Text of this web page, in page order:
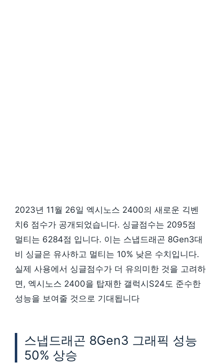
2023년 11월 26일 엑시노스 2400의 새로운 긱벤
치6 점수가 공개되었습니다. 싱글점수는 2095점
멀티는 6284점 입니다. 이는 스냅드래곤 8Gen3대
비 싱글은 유사하고 멀티는 10% 낮은 수치입니다.
실제 사용에서 싱글점수가 더 유의미한 것을 고려하
면, 엑시노스 2400을 탑재한 갤럭시S24도 준수한
성능을 보여줄 것으로 기대됩니다
스냅드래곤 8Gen3 그래픽 성능
50% 상승